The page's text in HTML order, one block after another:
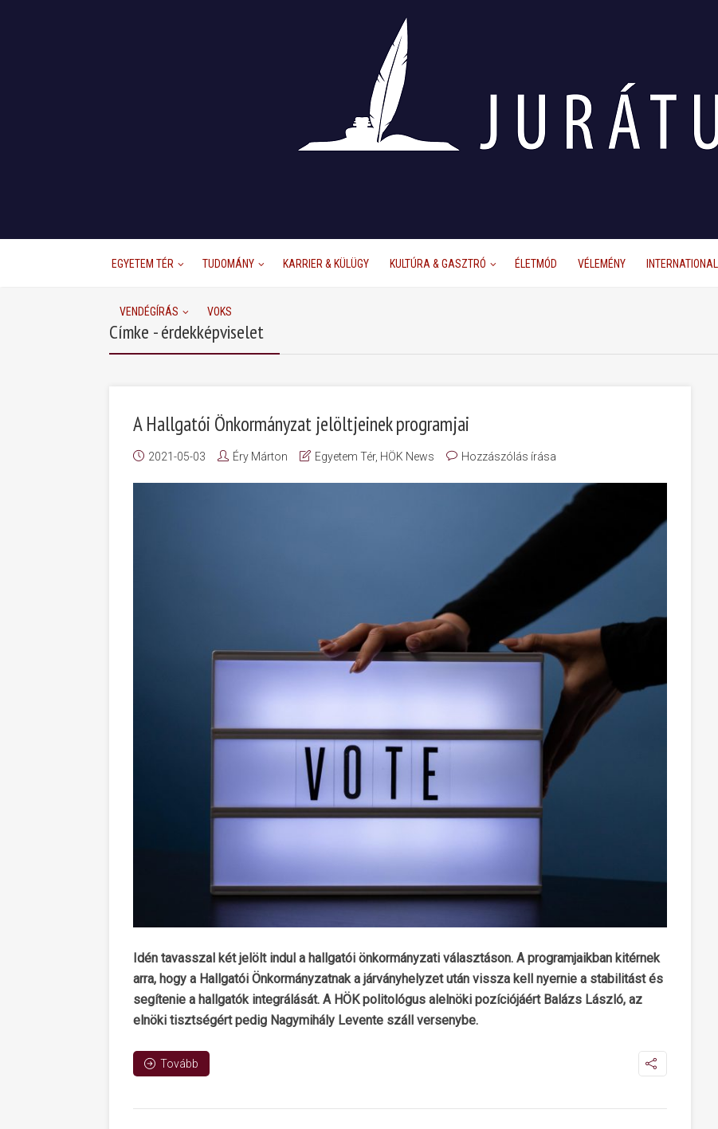
EGYETEM TÉR TUDOMÁNY KARRIER & KÜLÜGY KULTÚRA & GASZTRÓ ÉLETMÓD VÉLEMÉNY INTERNATIONAL
VENDÉGÍRÁS VOKS
Címke - érdekképviselet
A Hallgatói Önkormányzat jelöltjeinek programjai
2021-05-03 Éry Márton Egyetem Tér, HÖK News Hozzászólás írása
Idén tavasszal két jelölt indul a hallgatói önkormányzati választáson. A programjaikban kitérnek
arra, hogy a Hallgatói Önkormányzatnak a járványhelyzet után vissza kell nyernie a stabilitást és
segítenie a hallgatók integrálását. A HÖK politológus alelnöki pozíciójáért Balázs László, az
elnöki tisztségért pedig Nagymihály Levente száll versenybe.
Tovább